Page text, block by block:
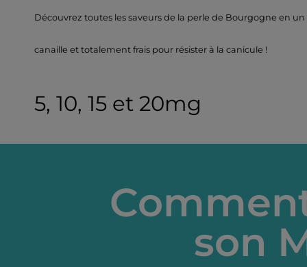
Découvrez toutes les saveurs de la perle de Bourgogne en
canaille et totalement frais pour résister à la canicule !
5, 10, 15 et 20mg
son